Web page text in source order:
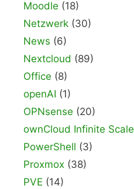
Moodle (18)
Netzwerk (30)
News (6)
Nextcloud (89)
Office (8)
openAI (1)
OPNsense (20)
ownCloud Infinite Scale
PowerShell (3)
Proxmox (38)
PVE (14)